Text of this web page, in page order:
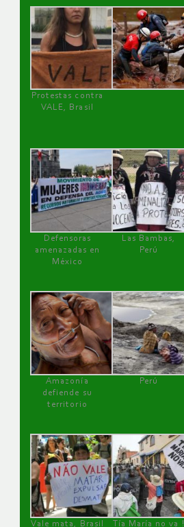
Protestas contra
VALE, Brasil
Defensoras
amenazadas en
México
Las Bambas,
Perú
Amazonía
defiende su
territorio
Perú
Vale mata, Brasil
Tía María no va !